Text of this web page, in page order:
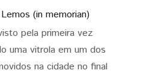
(in memorian)
pela primeira vez
uma vitrola em um dos
na cidade no final